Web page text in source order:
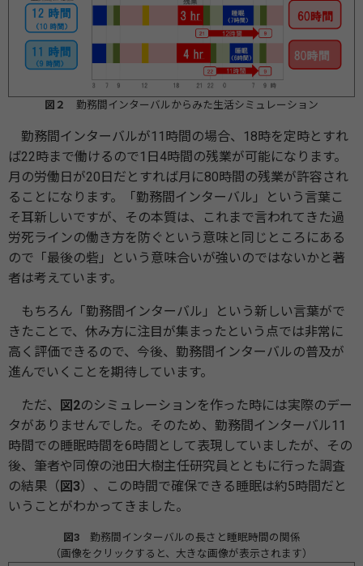
図２ 勤務間インターバルからみた生活シミュレーション
勤務間インターバルが11時間の場合、18時を定時とすれ
ば22時まで働けるので1日4時間の残業が可能になります。
月の労働日が20日だとすれば月に80時間の残業が許容され
ることになります。「勤務間インターバル」という言葉こ
そ耳新しいですが、その本質は、これまで言われてきた過
労死ラインの働き方を防ぐという意味と同じところにある
ので「最後の砦」という意味合いが強いのではないかと著
者は考えています。
もちろん「勤務間インターバル」という新しい言葉がで
きたことで、休み方に注目が集まったという点では非常に
高く評価できるので、今後、勤務間インターバルの普及が
進んでいくことを期待しています。
ただ、 図2のシミュレーションを作った時には実際のデー
タがありませんでした。そのため、勤務間インターバル11
時間での睡眠時間を6時間として表現していましたが、その
後、筆者や同僚の池田大樹主任研究員とともに行った調査
の結果（ 図3）、この時間で確保できる睡眠は約5時間だと
いうことがわかってきました。
図3勤務間インターバルの長さと睡眠時間の関係
（画像をクリックすると、大きな画像が表示されます）